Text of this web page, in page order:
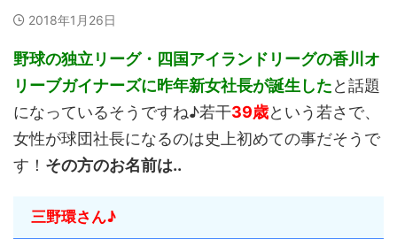
2018年1月26日
野球の独立リーグ・四国アイランドリーグの香川オ
リーブガイナーズに昨年新女社長が誕生したと話題
になっているそうですね♪若干39歳という若さで、
女性が球団社長になるのは史上初めての事だそうで
す！ その方のお名前は..
三野環さん♪